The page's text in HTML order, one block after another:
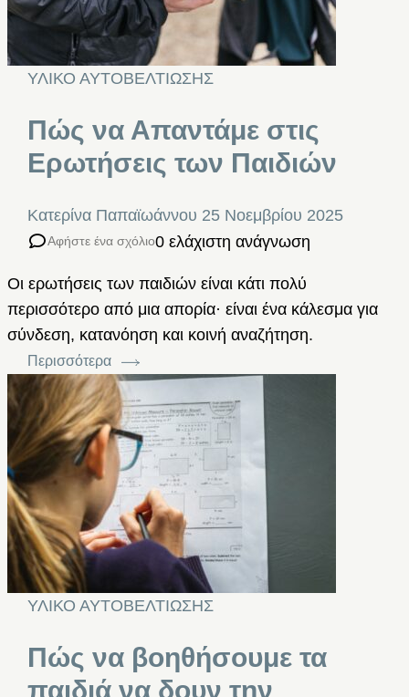
ΥΛΙΚΟ ΑΥΤΟΒΕΛΤΙΩΣΗΣ
Πώς να Απαντάμε στις
Ερωτήσεις των Παιδιών
Κατερίνα Παπαϊωάννου 25 Νοεμβρίου 2025
Αφήστε ένα σχόλιο0 ελάχιστη ανάγνωση
Οι ερωτήσεις των παιδιών είναι κάτι πολύ
περισσότερο από μια απορία· είναι ένα κάλεσμα για
σύνδεση, κατανόηση και κοινή αναζήτηση.
Περισσότερα
ΥΛΙΚΟ ΑΥΤΟΒΕΛΤΙΩΣΗΣ
Πώς να βοηθήσουμε τα
παιδιά να δουν την